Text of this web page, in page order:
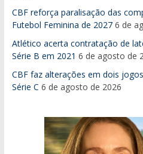
CBF reforça paralisação das
Futebol Feminina de 2027 6 de
Atlético acerta contratação de
Série B em 2021 6 de agosto de
CBF faz alterações em dois
Série C 6 de agosto de 2026